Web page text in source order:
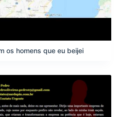
os homens que eu beijei